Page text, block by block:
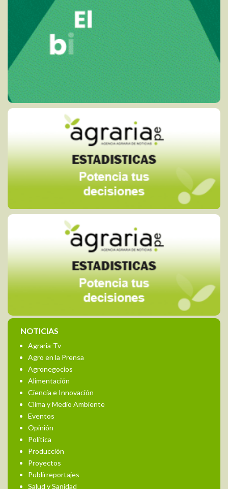
NOTICIAS
Agraria-Tv
Agro en la Prensa
Agronegocios
Alimentación
Ciencia e Innovación
Clima y Medio Ambiente
Eventos
Opinión
Política
Producción
Proyectos
Publirreportajes
Salud y Sanidad